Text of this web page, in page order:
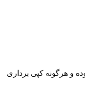
و هرگونه کپی برداری